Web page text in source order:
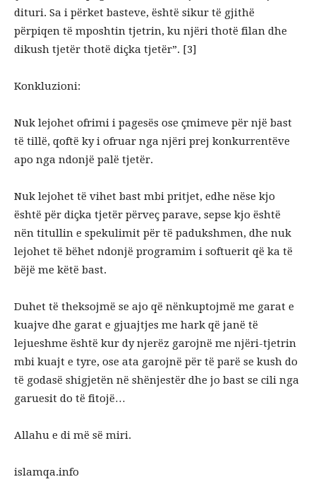
dituri. Sa i përket basteve, është sikur të gjithë
përpiqen të mposhtin tjetrin, ku njëri thotë filan dhe
dikush tjetër thotë diçka tjetër”. [3]
Konkluzioni:
Nuk lejohet ofrimi i pagesës ose çmimeve për një bast
të tillë, qoftë ky i ofruar nga njëri prej konkurrentëve
apo nga ndonjë palë tjetër.
Nuk lejohet të vihet bast mbi pritjet, edhe nëse kjo
është për diçka tjetër përveç parave, sepse kjo është
nën titullin e spekulimit për të padukshmen, dhe nuk
lejohet të bëhet ndonjë programim i softuerit që ka të
bëjë me këtë bast.
Duhet të theksojmë se ajo që nënkuptojmë me garat e
kuajve dhe garat e gjuajtjes me hark që janë të
lejueshme është kur dy njerëz garojnë me njëri-tjetrin
mbi kuajt e tyre, ose ata garojnë për të parë se kush do
të godasë shigjetën në shënjestër dhe jo bast se cili nga
garuesit do të fitojë…
Allahu e di më së miri.
islamqa.info